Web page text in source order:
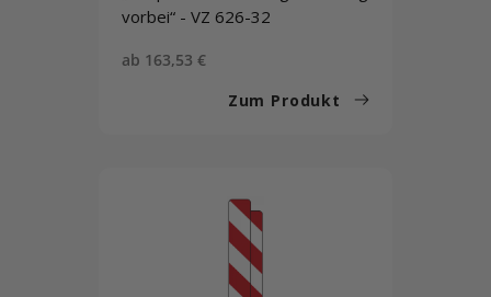
vorbei“ - VZ 626-32
Sonderpreis
ab 163,53 €
Zum Produkt